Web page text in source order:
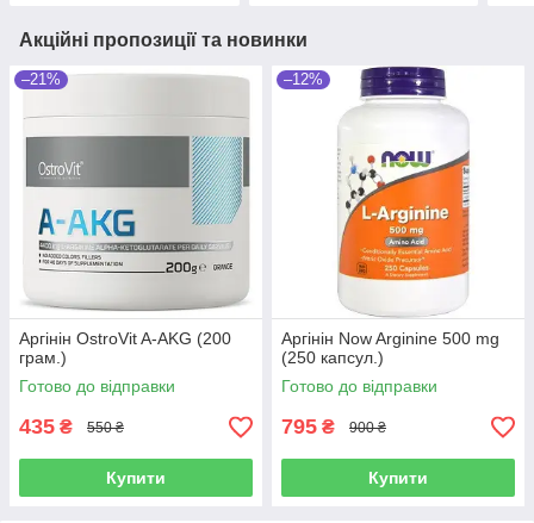
Акційні пропозиції та новинки
–21%
Аргінін OstroVit A-AKG (200
грам.)
Готово до відправки
435 ₴ 550 ₴
Купити
–12%
Аргінін Now Arginine 500 mg
(250 капсул.)
Готово до відправки
795 ₴ 900 ₴
Купити